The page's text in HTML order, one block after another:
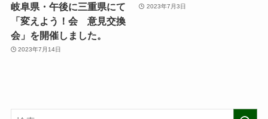
岐阜県・午後に三重県にて
「変えよう！会 意見交換
会」を開催しました。
2023年7月14日
2023年7月3日